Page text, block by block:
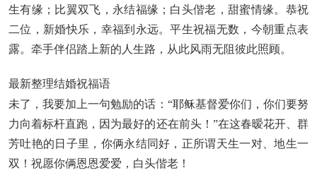
生有缘；比翼双飞，永结福缘；白头偕老，甜蜜情缘。恭祝
二位，新婚快乐，幸福到永远。平生祝福无数，今朝重点表
露。牵手伴侣踏上新的人生路，从此风雨无阻彼此照顾。
最新整理结婚祝福语
未了，我要加上一句勉励的话：“耶稣基督爱你们，你们要努
力向着标杆直跑，因为最好的还在前头！”在这春暧花开、群
芳吐艳的日子里，你俩永结同好，正所谓天生一对、地生一
双！祝愿你俩恩恩爱爱，白头偕老！